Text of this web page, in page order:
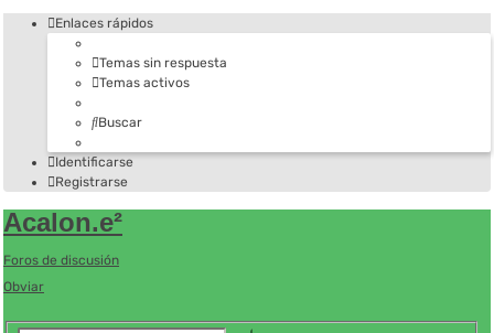
Enlaces rápidos
Temas sin respuesta
Temas activos
Buscar
Identificarse
Registrarse
Acalon.e²
Foros de discusión
Obviar